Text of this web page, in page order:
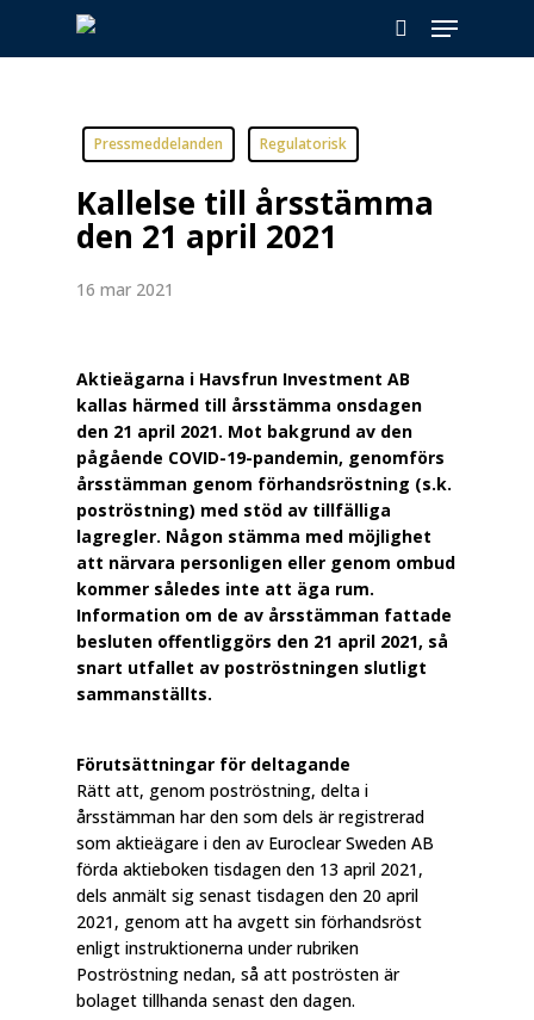
main
search
Menu
Pressmeddelanden Regulatorisk
Kallelse till årsstämma
den 21 april 2021
16 mar 2021
Aktieägarna i Havsfrun Investment AB
kallas härmed till årsstämma onsdagen
den 21 april 2021. Mot bakgrund av den
pågående COVID-19-pandemin, genomförs
årsstämman genom förhandsröstning (s.k.
poströstning) med stöd av tillfälliga
lagregler. Någon stämma med möjlighet
att närvara personligen eller genom ombud
kommer således inte att äga rum.
Information om de av årsstämman fattade
besluten offentliggörs den 21 april 2021, så
snart utfallet av poströstningen slutligt
sammanställts.
Förutsättningar för deltagande
Rätt att, genom poströstning, delta i
årsstämman har den som dels är registrerad
som aktieägare i den av Euroclear Sweden AB
förda aktieboken tisdagen den 13 april 2021,
dels anmält sig senast tisdagen den 20 april
2021, genom att ha avgett sin förhandsröst
enligt instruktionerna under rubriken
Poströstning nedan, så att poströsten är
bolaget tillhanda senast den dagen.